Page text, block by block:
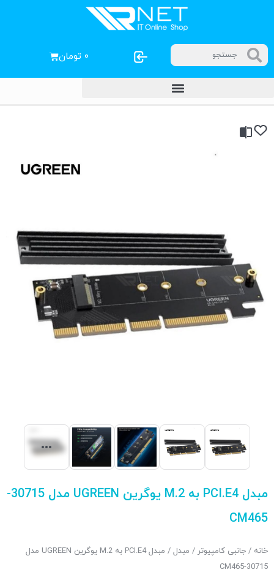
۰ تومان
مبدل PCI.E4 به M.2 یوگرین UGREEN مدل 30715-
CM465
خانه / جانبی کامپیوتر / مبدل
/ مبدل PCI.E4 به M.2 یوگرین UGREEN مدل
30715-CM465